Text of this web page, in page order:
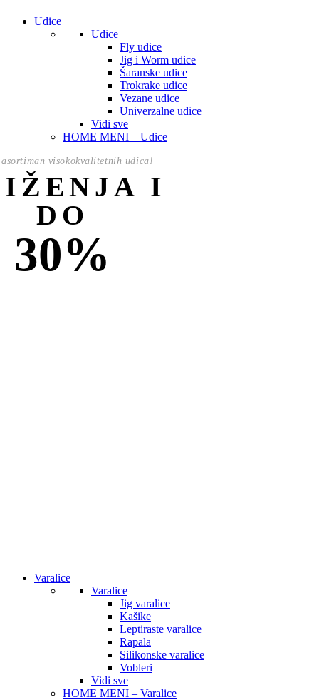
Udice
Udice
Fly udice
Jig i Worm udice
Šaranske udice
Trokrake udice
Vezane udice
Univerzalne udice
Vidi sve
HOME MENI – Udice
visokokvalitetnih udica!
I
DO
30%
Varalice
Varalice
Jig varalice
Kašike
Leptiraste varalice
Rapala
Silikonske varalice
Vobleri
Vidi sve
HOME MENI – Varalice